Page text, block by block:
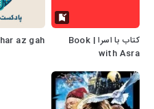
کتاب با اسرا | Book
with Asra
har az gah | هر از گاه